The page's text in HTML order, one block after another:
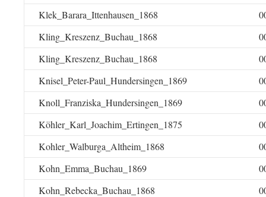
Klek_Barara_Ittenhausen_1868
Kling_Kreszenz_Buchau_1868
Kling_Kreszenz_Buchau_1868
Knisel_Peter-Paul_Hundersingen_1869
Knoll_Franziska_Hundersingen_1869
Köhler_Karl_Joachim_Ertingen_1875
Kohler_Walburga_Altheim_1868
Kohn_Emma_Buchau_1869
Kohn_Rebecka_Buchau_1868